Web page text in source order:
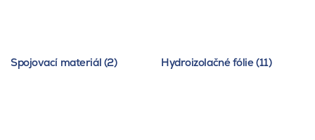
Spojovací materiál (2) Hydroizolačné fólie (11)